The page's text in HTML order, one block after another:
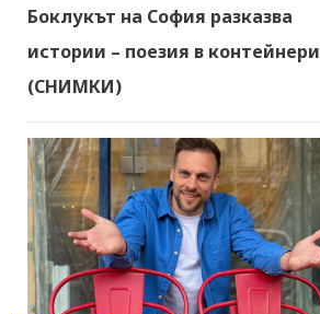
Боклукът на София разказва
истории – поезия в контейнери
(СНИМКИ)